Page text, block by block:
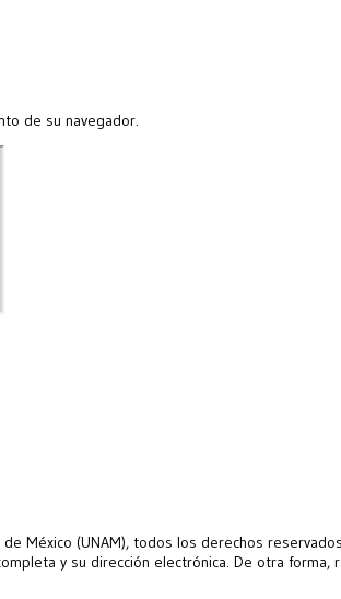
de su navegador.
México (UNAM), todos los derechos
y su dirección electrónica. De otra